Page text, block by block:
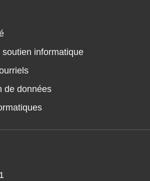
informatique
de données